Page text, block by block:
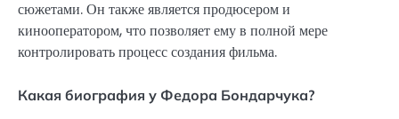
сюжетами. Он также является продюсером и
кинооператором, что позволяет ему в полной мере
контролировать процесс создания фильма.
Какая биография у Федора Бондарчука?